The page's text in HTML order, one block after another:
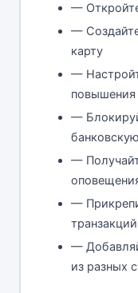
—
—
карту
—
повышения
—
—
—
транзакций
—
из разных